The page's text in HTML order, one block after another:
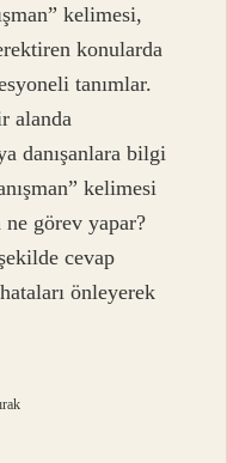
kelimesi,
konularda
tanımlar.
alanda
danışanlara bilgi
kelimesi
görev yapar?
cevap
önleyerek